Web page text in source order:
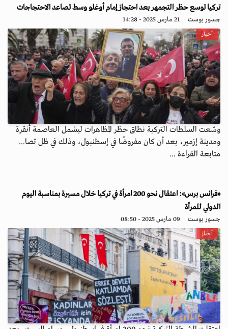
تركيا توسع حظر التجمهر بعد احتجاز إمام أوغلو وسط تصاعد الاحتجاجات
جسور بوست 21 مارس 2025 - 14:28
أخبار
وسّعت السلطات التركية نطاق حظر المظاهرات ليشمل العاصمة أنقرة
ومدينة إزمير، بعد أن كان مفروضًا في إسطنبول، وذلك في ظل تصا...
متابعة القراءة ...
«فرانس برس»: اعتقال نحو 200 امرأة في تركيا خلال مسيرة بمناسبة اليوم
الدولي للمرأة
جسور بوست 09 مارس 2025 - 08:50
أخبار